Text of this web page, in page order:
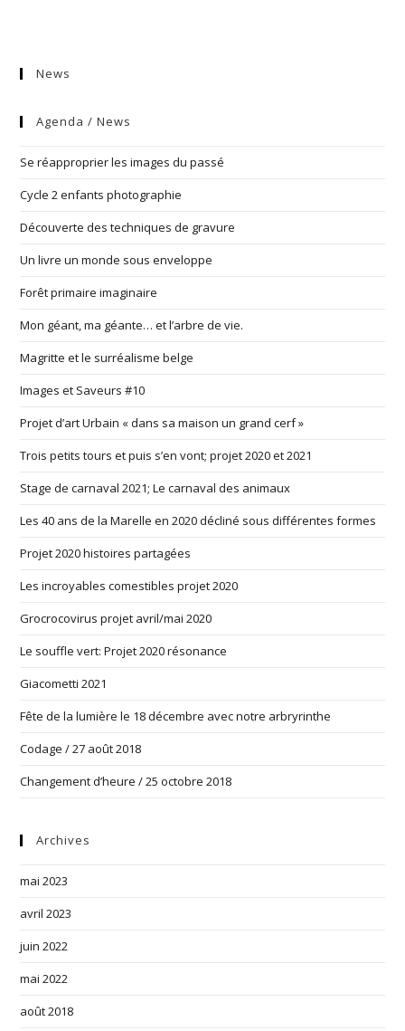
News
Agenda / News
Se réapproprier les images du passé
Cycle 2 enfants photographie
Découverte des techniques de gravure
Un livre un monde sous enveloppe
Forêt primaire imaginaire
Mon géant, ma géante… et l’arbre de vie.
Magritte et le surréalisme belge
Images et Saveurs #10
Projet d’art Urbain « dans sa maison un grand cerf »
Trois petits tours et puis s’en vont; projet 2020 et 2021
Stage de carnaval 2021; Le carnaval des animaux
Les 40 ans de la Marelle en 2020 décliné sous différentes formes
Projet 2020 histoires partagées
Les incroyables comestibles projet 2020
Grocrocovirus projet avril/mai 2020
Le souffle vert: Projet 2020 résonance
Giacometti 2021
Fête de la lumière le 18 décembre avec notre arbryrinthe
Codage / 27 août 2018
Changement d’heure / 25 octobre 2018
Archives
mai 2023
avril 2023
juin 2022
mai 2022
août 2018